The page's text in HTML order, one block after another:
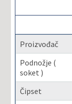
Proizvođač
Podnožje (
soket )
Čipset